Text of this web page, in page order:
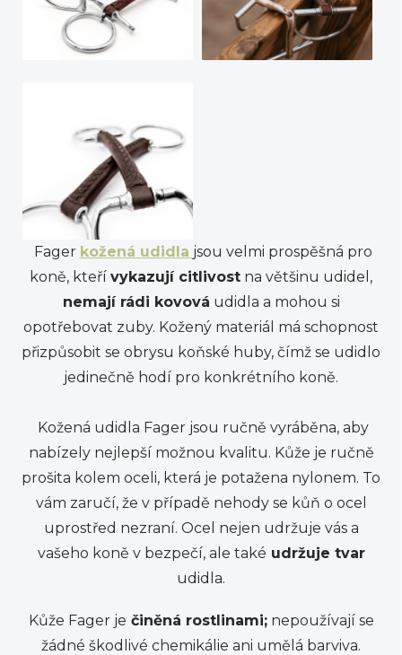
Fager kožená udidla jsou velmi prospěšná pro
koně, kteří vykazují citlivost na většinu udidel,
nemají rádi kovová udidla a mohou si
opotřebovat zuby. Kožený materiál má schopnost
přizpůsobit se obrysu koňské huby, čímž se udidlo
jedinečně hodí pro konkrétního koně.
Kožená udidla Fager jsou ručně vyráběna, aby
nabízely nejlepší možnou kvalitu. Kůže je ručně
prošita kolem oceli, která je potažena nylonem. To
vám zaručí, že v případě nehody se kůň o ocel
uprostřed nezraní. Ocel nejen udržuje vás a
vašeho koně v bezpečí, ale také udržuje tvar
udidla.
Kůže Fager je činěná rostlinami;nepoužívají se
žádné škodlivé chemikálie ani umělá barviva.